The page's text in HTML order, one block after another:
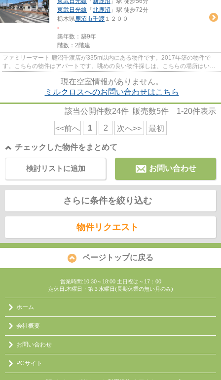
東武日光線 「 北鹿沼 」駅 徒歩72分
栃木県鹿沼市千渡 １２００
-
築年数：築9年
階数：2階建
ファミリーマート 鹿沼千渡店が335m以内にある物件です。2017年築の物件で
す。こちらの物件はアパートです。眺めの良い物件探しは、こちらの場所はいか
現在空室情報がありません。
ミルクロスへのお問い合わせはこちら
該当公開件数24件 販売数5件 1-20件表示
<<前へ 1 2 次へ>> 最初
チェックした物件をまとめて
お問い合わせ
検討リストに追加
さらに条件を絞り込む
物件リクエスト
ページトップに戻る
営業時間:10:30～18:00 土日祝は～17：00
定休日:木曜日・第３水曜日(長期休業の無い月のみ)
ホーム
会社概要
お問い合わせ
PCサイト